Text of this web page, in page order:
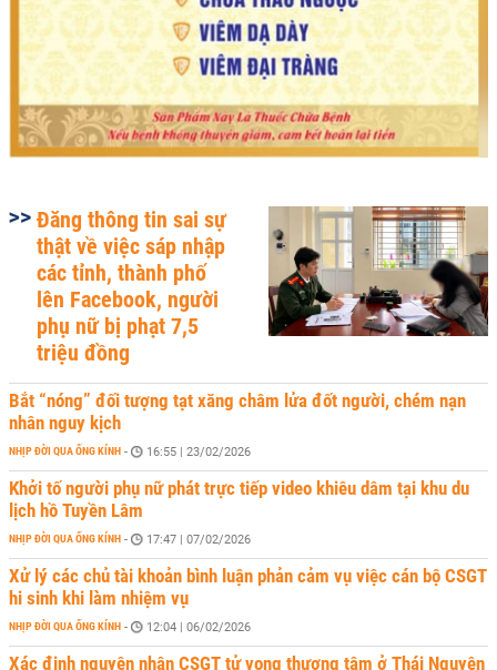
Đăng thông tin sai sự
thật về việc sáp nhập
các tỉnh, thành phố
lên Facebook, người
phụ nữ bị phạt 7,5
triệu đồng
Bắt “nóng” đối tượng tạt xăng châm lửa đốt người, chém nạn
nhân nguy kịch
NHỊP ĐỜI QUA ỐNG KÍNH - 16:55 | 23/02/2026
Khởi tố người phụ nữ phát trực tiếp video khiêu dâm tại khu du
lịch hồ Tuyền Lâm
NHỊP ĐỜI QUA ỐNG KÍNH - 17:47 | 07/02/2026
Xử lý các chủ tài khoản bình luận phản cảm vụ việc cán bộ CSGT
hi sinh khi làm nhiệm vụ
NHỊP ĐỜI QUA ỐNG KÍNH - 12:04 | 06/02/2026
Xác định nguyên nhân CSGT tử vong thương tâm ở Thái Nguyên